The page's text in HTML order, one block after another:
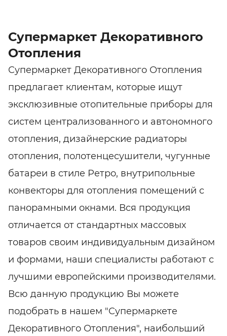
Супермаркет Декоративного
Отопления
Супермаркет Декоративного Отопления
предлагает клиентам, которые ищут
эксклюзивные отопительные приборы для
систем централизованного и автономного
отопления, дизайнерские радиаторы
отопления, полотенцесушители, чугунные
батареи в стиле Ретро, внутрипольные
конвекторы для отопления помещений с
панорамными окнами. Вся продукция
отличается от стандартных массовых
товаров своим индивидуальным дизайном
и формами, наши специалисты работают с
лучшими европейскими производителями.
Всю данную продукцию Вы можете
подобрать в нашем "Супермаркете
Декоративного Отопления", наибольший